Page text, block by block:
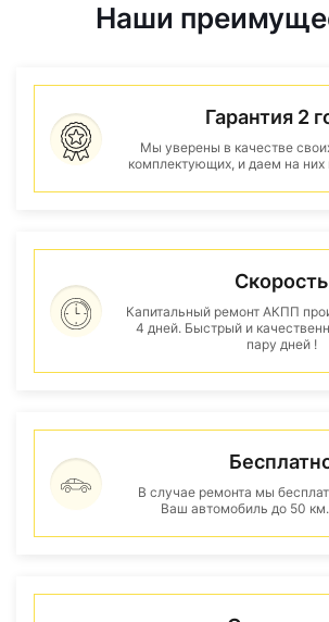
Наши
Гарантия 2
Мы уверены в качестве
комплектующих, и даем на них
Скорость
Капитальный ремонт АКПП
4 дней. Быстрый и
пару дней !
В случае ремонта мы
Ваш автомобиль до 50